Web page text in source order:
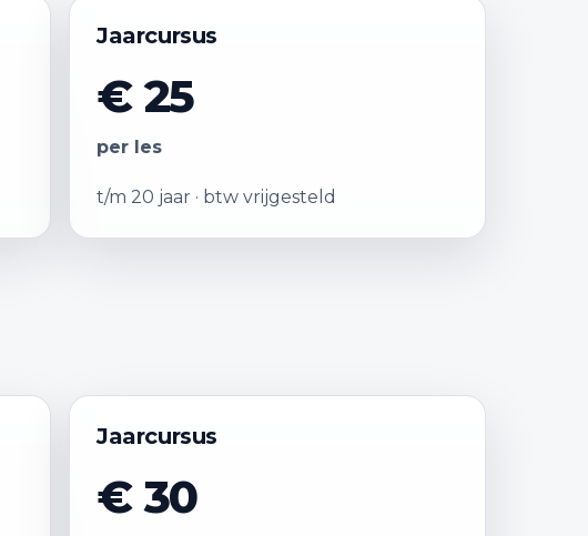
Jaarcursus
€ 25
per les
t/m 20 jaar · btw vrijgesteld
Jaarcursus
€ 30